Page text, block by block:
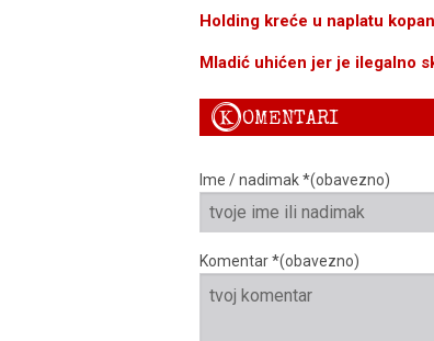
Holding kreće u naplatu
Mladić uhićen jer je ilegalno
KOMENTARI
Ime / nadimak *(obavezno)
Komentar *(obavezno)